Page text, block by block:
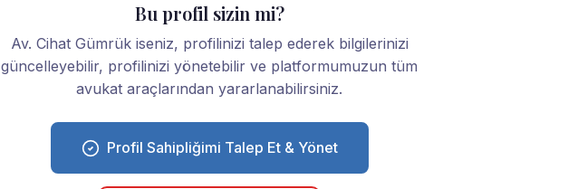
Bu profil sizin mi?
Av. Cihat Gümrük iseniz, profilinizi talep ederek bilgilerinizi
güncelleyebilir, profilinizi yönetebilir ve platformumuzun tüm
avukat araçlarından yararlanabilirsiniz.
Profil Sahipliğimi Talep Et & Yönet